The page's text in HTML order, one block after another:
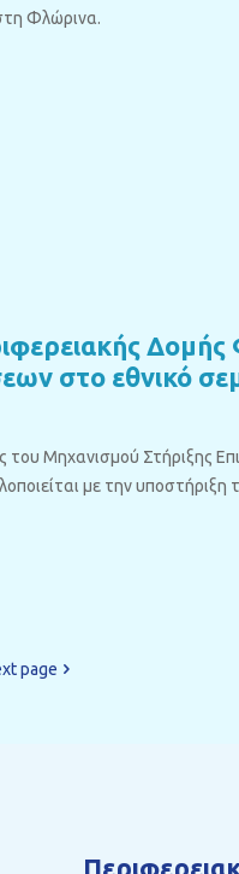
Φλώρινα.
στο εθνικό
Μηχανισμού Στήριξης
με την
page